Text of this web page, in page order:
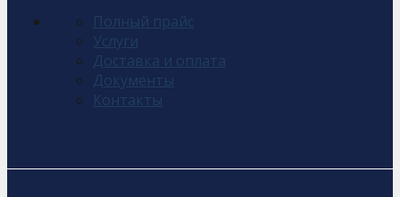
Полный прайс
Услуги
Доставка и оплата
Документы
Контакты